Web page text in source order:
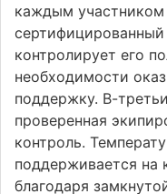
каждым участником
контролирует его
необходимости
поддержку. В-
проверенная
контроль.
поддерживается на
благодаря